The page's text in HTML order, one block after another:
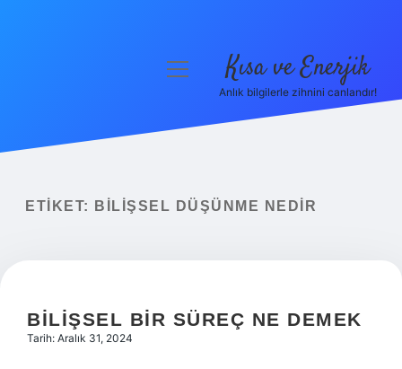
Yasal Uyarı
menüyü
Kısa ve Enerjik
Anlık bilgilerle zihnini canlandır!
ETIKET: BILIŞSEL DÜŞÜNME NEDIR
BILIŞSEL BIR SÜREÇ NE DEMEK
Tarih: Aralık 31, 2024